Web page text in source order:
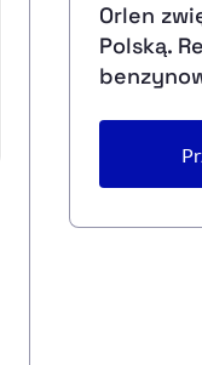
Orlen
Polską.